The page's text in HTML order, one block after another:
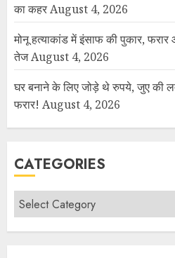
का कहरAugust 4, 2026
मोनू हत्याकांड में इंसाफ की पुकार, फरार
तेजAugust 4, 2026
घर बनाने के लिए जोड़े थे रुपये, जुए की
फरार! August 4, 2026
CATEGORIES